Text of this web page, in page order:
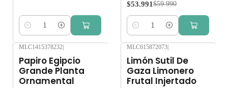
Cantidad
$53.991 $59.990
Cantidad
MLC1415378232
Papiro Egipcio
Grande Planta
Ornamental
MLC615872073
Limón Sutil De
Gaza Limonero
Frutal Injertado